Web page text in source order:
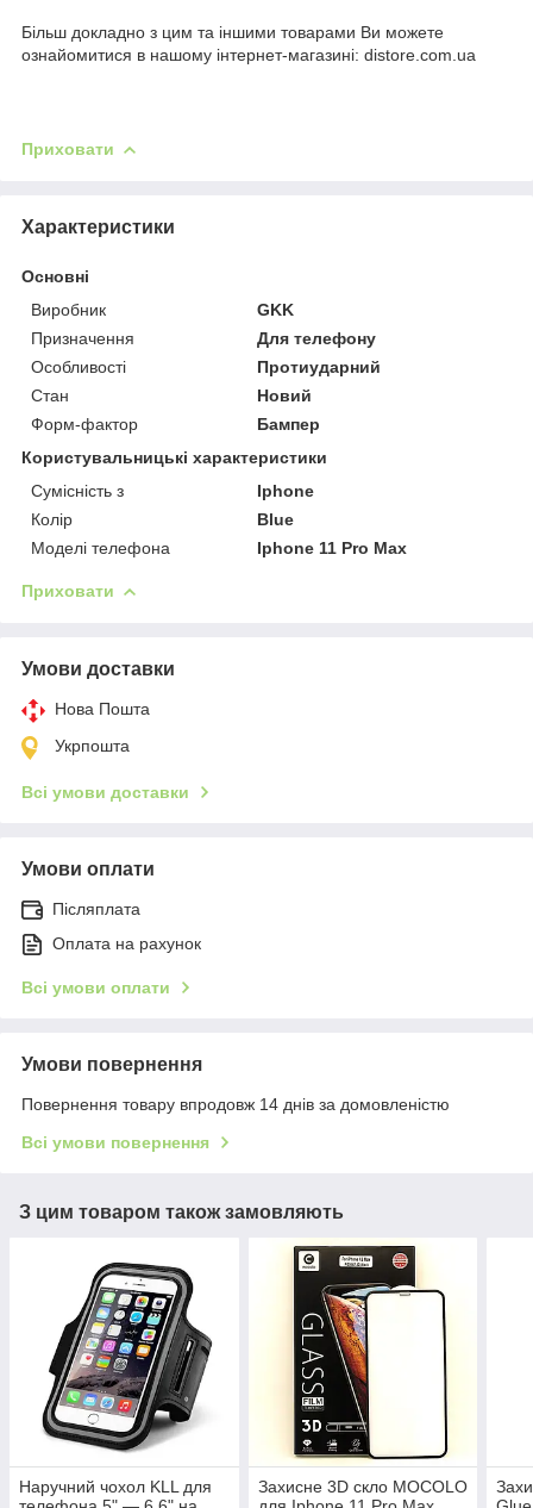
Більш докладно з цим та іншими товарами Ви можете
ознайомитися в нашому інтернет-магазині: distore.com.ua
Приховати
Характеристики
Основні
Виробник
GKK
Призначення
Для телефону
Особливості
Протиударний
Стан
Новий
Форм-фактор
Бампер
Користувальницькі характеристики
Сумісність з
Iphone
Колір
Blue
Моделі телефона
Iphone 11 Pro Max
Приховати
Умови доставки
Нова Пошта
Укрпошта
Всі умови доставки
Умови оплати
Післяплата
Оплата на рахунок
Всі умови оплати
Умови повернення
Повернення товару впродовж 14 днів за домовленістю
Всі умови повернення
З цим товаром також замовляють
Наручний чохол KLL для
Захисне 3D скло MOCOLO